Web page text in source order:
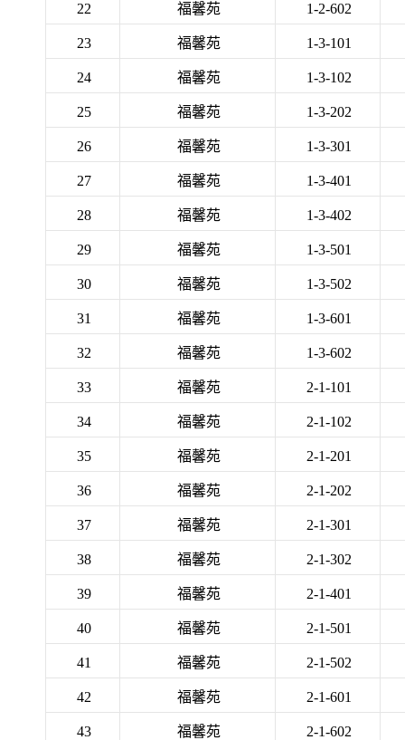
22 福馨苑 1-2-602
23 福馨苑 1-3-101
24 福馨苑 1-3-102
25 福馨苑 1-3-202
26 福馨苑 1-3-301
27 福馨苑 1-3-401
28 福馨苑 1-3-402
29 福馨苑 1-3-501
30 福馨苑 1-3-502
31 福馨苑 1-3-601
32 福馨苑 1-3-602
33 福馨苑 2-1-101
34 福馨苑 2-1-102
35 福馨苑 2-1-201
36 福馨苑 2-1-202
37 福馨苑 2-1-301
38 福馨苑 2-1-302
39 福馨苑 2-1-401
40 福馨苑 2-1-501
41 福馨苑 2-1-502
42 福馨苑 2-1-601
43 福馨苑 2-1-602